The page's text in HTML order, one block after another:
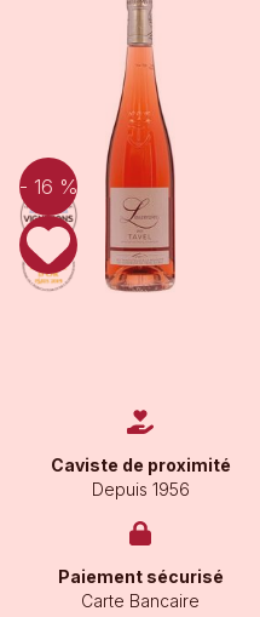
- 16 %
Caviste de proximité
Depuis 1956
Paiement sécurisé
Carte Bancaire